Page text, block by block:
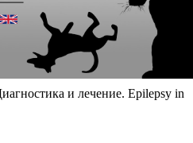
и лечение. Epilepsy in